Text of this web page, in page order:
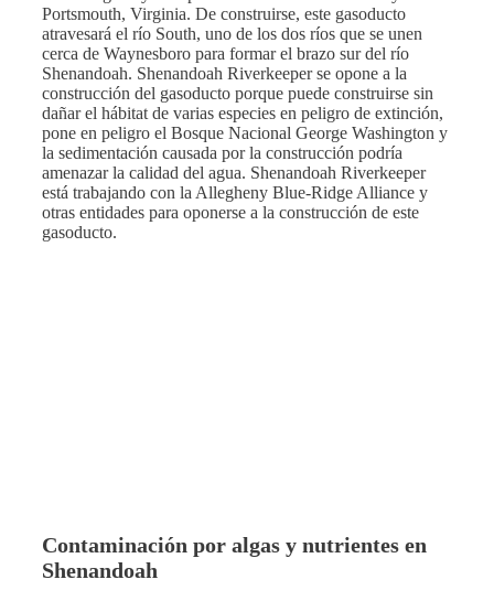
Portsmouth, Virginia. De construirse, este gasoducto
atravesará el río South, uno de los dos ríos que se unen
cerca de Waynesboro para formar el brazo sur del río
Shenandoah. Shenandoah Riverkeeper se opone a la
construcción del gasoducto porque puede construirse sin
dañar el hábitat de varias especies en peligro de extinción,
pone en peligro el Bosque Nacional George Washington y
la sedimentación causada por la construcción podría
amenazar la calidad del agua. Shenandoah Riverkeeper
está trabajando con la Allegheny Blue-Ridge Alliance y
otras entidades para oponerse a la construcción de este
gasoducto.
Contaminación por algas y nutrientes en
Shenandoah